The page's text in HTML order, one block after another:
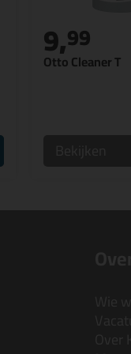
Otto Cleaner T
9,99